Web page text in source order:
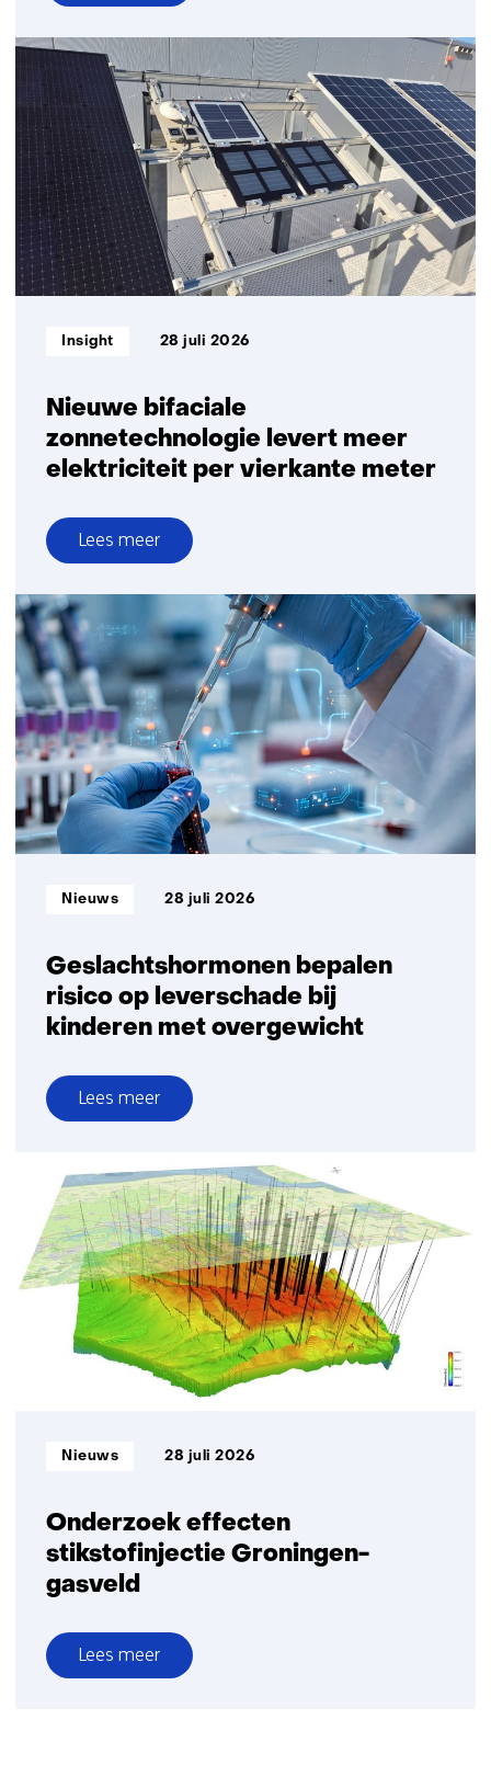
over
Verduurzaming
bedrijven
Nieuwe bifaciale
zonnetechnologie levert meer
elektriciteit per vierkante meter
Informatietype:
Insight 28 juli 2026
Lees meer
over
Nieuwe
bifaciale
zonnetechnologie
levert
meer
elektriciteit
per
vierkante
meter
Geslachtshormonen bepalen
risico op leverschade bij
kinderen met overgewicht
Informatietype:
Nieuws 28 juli 2026
Lees meer
over
bepalen
risico
op
leverschade
bij
kinderen
met
overgewicht
Onderzoek effecten
stikstofinjectie Groningen-
gasveld
Informatietype:
Nieuws 28 juli 2026
Lees meer
over